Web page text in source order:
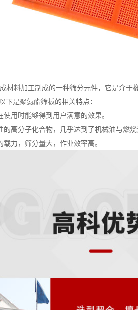
料加工制成的一种筛分元件，它是介于
下是聚氨酯筛板的相关特点：
用时能够得到用户满意的效果。
高分子化合物，几乎达到了机械油与燃烧
力，筛分量大，作业效率高。